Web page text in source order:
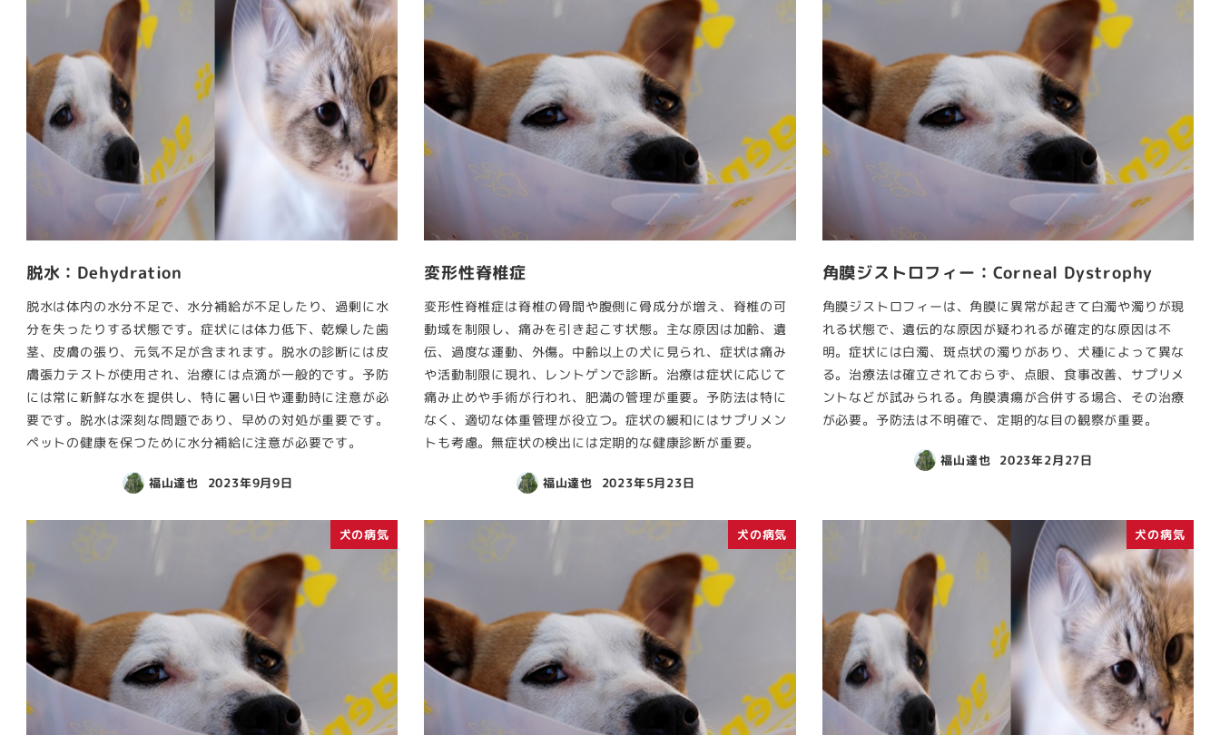
脱水：Dehydration
脱水は体内の水分不足で、水分補給が不足したり、過剰に水
分を失ったりする状態です。症状には体力低下、乾燥した歯
茎、皮膚の張り、元気不足が含まれます。脱水の診断には皮
膚張力テストが使用され、治療には点滴が一般的です。予防
には常に新鮮な水を提供し、特に暑い日や運動時に注意が必
要です。脱水は深刻な問題であり、早めの対処が重要です。
ペットの健康を保つために水分補給に注意が必要です。
福山達也 2023年9月9日
変形性脊椎症
変形性脊椎症は脊椎の骨間や腹側に骨成分が増え、脊椎の可
動域を制限し、痛みを引き起こす状態。主な原因は加齢、遺
伝、過度な運動、外傷。中齢以上の犬に見られ、症状は痛み
や活動制限に現れ、レントゲンで診断。治療は症状に応じて
痛み止めや手術が行われ、肥満の管理が重要。予防法は特に
なく、適切な体重管理が役立つ。症状の緩和にはサプリメン
トも考慮。無症状の検出には定期的な健康診断が重要。
福山達也 2023年5月23日
角膜ジストロフィー：Corneal Dystrophy
角膜ジストロフィーは、角膜に異常が起きて白濁や濁りが現
れる状態で、遺伝的な原因が疑われるが確定的な原因は不
明。症状には白濁、斑点状の濁りがあり、犬種によって異な
る。治療法は確立されておらず、点眼、食事改善、サプリメ
ントなどが試みられる。角膜潰瘍が合併する場合、その治療
が必要。予防法は不明確で、定期的な目の観察が重要。
福山達也 2023年2月27日
犬の病気 犬の病気 犬の病気